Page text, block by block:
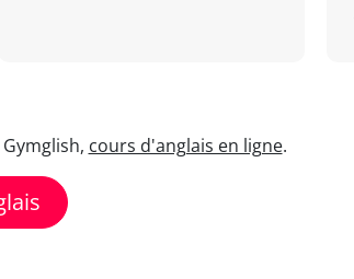
cours d'anglais en ligne.